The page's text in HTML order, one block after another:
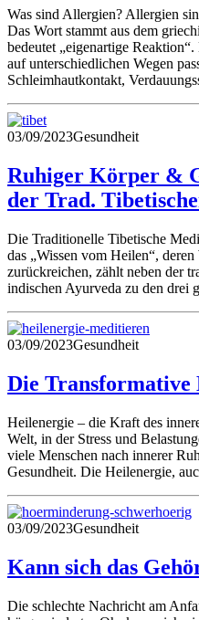
Was sind Allergien? Allergien
Das Wort stammt aus dem
bedeutet „eigenartige
auf unterschiedlichen Wegen
Schleimhautkontakt,
03/09/2023Gesundheit
Ruhiger Körper &
der Trad.
Die Traditionelle Tibetische
das „Wissen vom Heilen“,
zurückreichen, zählt neben der
indischen Ayurveda zu den drei
03/09/2023Gesundheit
Die
Heilenergie – die Kraft des
Welt, in der Stress und
viele Menschen nach innerer
Gesundheit. Die Heilenergie,
03/09/2023Gesundheit
Kann sich das
Die schlechte Nachricht am